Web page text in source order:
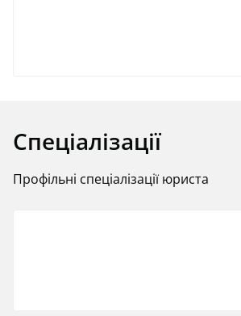
Спеціалізації
Профільні спеціалізації юриста